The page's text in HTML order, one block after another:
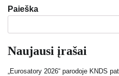
Paieška
Naujausi įrašai
„Eurosatory 2026“ parodoje KNDS